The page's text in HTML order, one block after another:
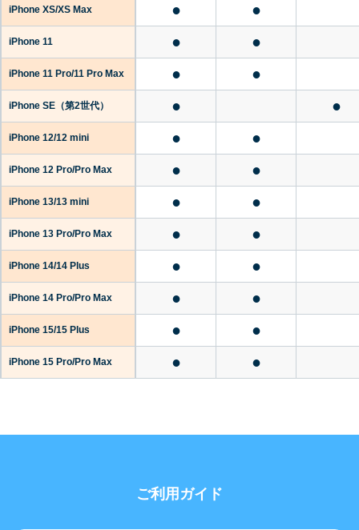
iPhone XS/XS Max ● ●
iPhone 11 ● ●
iPhone 11 Pro/11 Pro Max ● ●
iPhone SE （第2世代） ● ●
iPhone 12/12 mini ● ●
iPhone 12 Pro/Pro Max ● ●
iPhone 13/13 mini ● ●
iPhone 13 Pro/Pro Max ● ●
iPhone 14/14 Plus ● ●
iPhone 14 Pro/Pro Max ● ●
iPhone 15/15 Plus ● ●
iPhone 15 Pro/Pro Max ● ●
ご利用ガイド